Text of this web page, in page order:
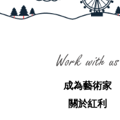
Work with us
成為藝術家
關於紅利